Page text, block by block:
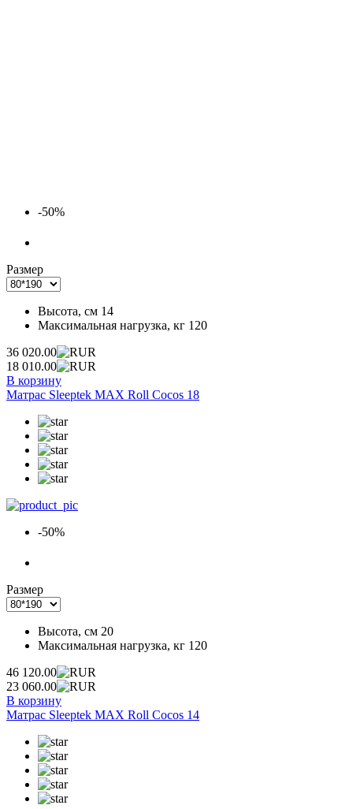
-50%
Размер
Высота, см 14
Максимальная нагрузка, кг 120
36 020.00
18 010.00
В корзину
Матрас Sleeptek MAX Roll Cocos 18
-50%
Размер
Высота, см 20
Максимальная нагрузка, кг 120
46 120.00
23 060.00
В корзину
Матрас Sleeptek MAX Roll Cocos 14